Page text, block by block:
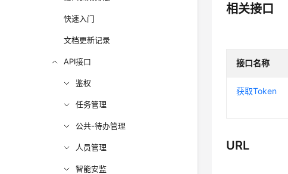
快速入门
文档更新记录
API接口
鉴权
任务管理
公共-待办管理
人员管理
智能安监
相关接口
接口名称
获取Token
URL